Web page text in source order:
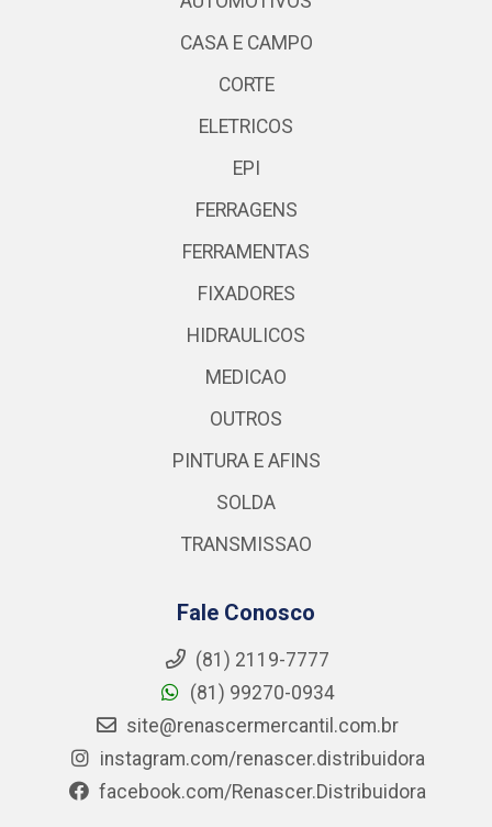
CASA E CAMPO
CORTE
ELETRICOS
EPI
FERRAGENS
FERRAMENTAS
FIXADORES
HIDRAULICOS
MEDICAO
OUTROS
PINTURA E AFINS
SOLDA
TRANSMISSAO
Fale Conosco
(81) 2119-7777
(81) 99270-0934
site@renascermercantil.com.br
instagram.com/renascer.distribuidora
facebook.com/Renascer.Distribuidora